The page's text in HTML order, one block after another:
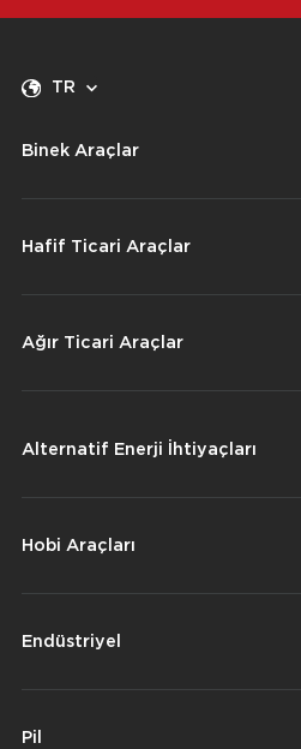
TR
Binek Araçlar
Hafif Ticari Araçlar
Ağır Ticari Araçlar
Alternatif Enerji İhtiyaçları
Hobi Araçları
Endüstriyel
Pil